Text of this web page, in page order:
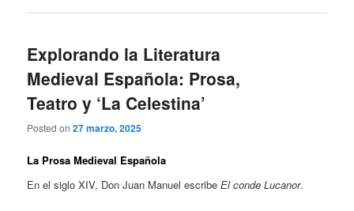
Explorando la Literatura
Medieval Española: Prosa,
Teatro y ‘La Celestina’
Posted on27 marzo, 2025
La Prosa Medieval Española
En el siglo XIV, Don Juan Manuel escribeEl conde Lucanor.